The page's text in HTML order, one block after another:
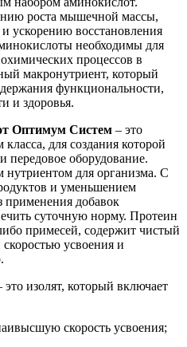
роста мышечной массы,
ускорению восстановления
необходимы для
процессов в
макронутриент, который
функциональности,
и здоровья.
Оптимум Систем – это
для создания которой
передовое оборудование.
для организма. С
и уменьшением
применения добавок
суточную норму. Протеин
примесей, содержит чистый
усвоения и
это изолят, который включает
скорость усвоения;